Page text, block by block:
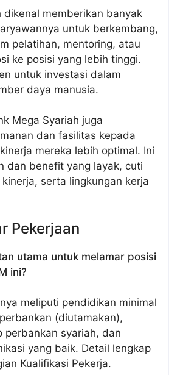
dikenal memberikan banyak
untuk berkembang,
pelatihan, mentoring, atau
ke posisi yang lebih tinggi.
untuk investasi dalam
daya manusia.
Mega Syariah juga
dan fasilitas kepada
mereka lebih optimal. Ini
dan benefit yang layak, cuti
serta lingkungan kerja
Pekerjaan
utama untuk melamar posisi
ini?
meliputi pendidikan minimal
(diutamakan),
perbankan syariah, dan
yang baik. Detail lengkap
Kualifikasi Pekerja.